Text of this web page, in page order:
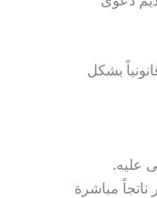
بشكل
عليه.
مباشرة